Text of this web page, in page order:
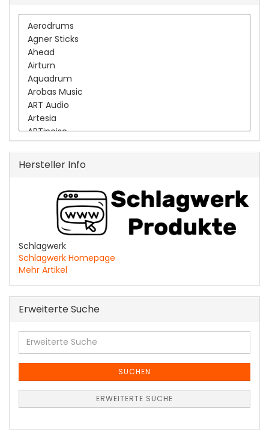
Hersteller Info
Schlagwerk
Schlagwerk Homepage
Mehr Artikel
Erweiterte Suche
Erweiterte
Suche
SUCHEN
ERWEITERTE SUCHE